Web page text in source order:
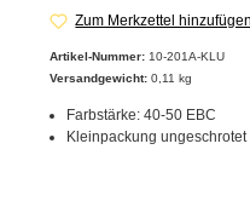
Zum Merkzettel hinzufügen
Artikel-Nummer: 10-201A-KLU
Versandgewicht: 0,11 kg
Farbstärke: 40-50 EBC
Kleinpackung ungeschrotet